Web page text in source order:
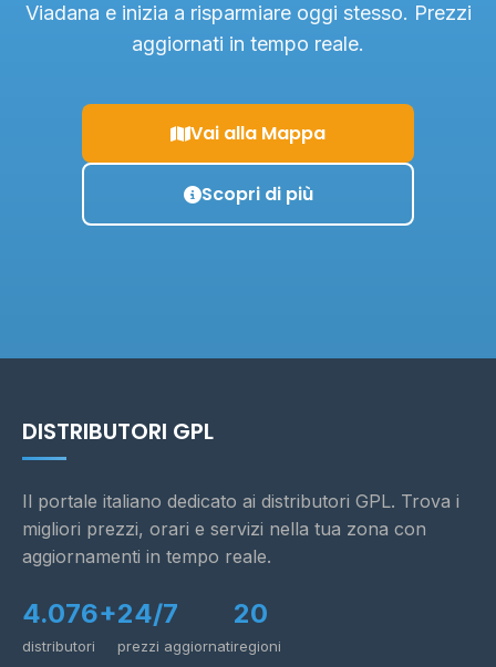
Viadana e inizia a risparmiare oggi stesso. Prezzi
aggiornati in tempo reale.
Vai alla Mappa
Scopri di più
DISTRIBUTORI GPL
Il portale italiano dedicato ai distributori GPL. Trova i
migliori prezzi, orari e servizi nella tua zona con
aggiornamenti in tempo reale.
4.076+
distributori
24/7
prezzi aggiornati
20
regioni